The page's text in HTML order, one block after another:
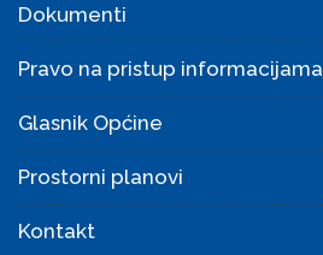
Dokumenti
Pravo na pristup informacijama
Glasnik Općine
Prostorni planovi
Kontakt